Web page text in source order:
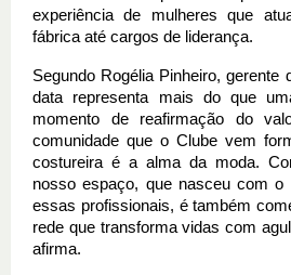
experiência de mulheres que
fábrica até cargos de liderança.
Segundo Rogélia Pinheiro, gerente
data representa mais do que
momento de reafirmação do
comunidade que o Clube vem
costureira é a alma da moda.
nosso espaço, que nasceu com o
essas profissionais, é também
rede que transforma vidas com
afirma.